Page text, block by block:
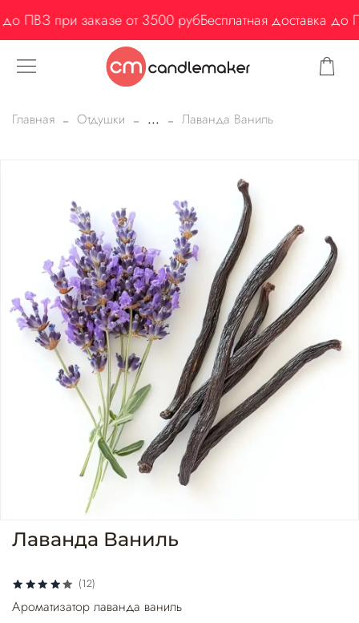
ПВЗ при заказе от 3500 рубБесплатная доставка до
Главная Отдушки ... Лаванда Ваниль
(12)
Лаванда Ваниль
Ароматизатор лаванда ваниль